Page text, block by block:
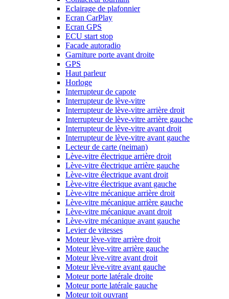
Eclairage de plafonnier
Ecran CarPlay
Ecran GPS
ECU start stop
Facade autoradio
Garniture porte avant droite
GPS
Haut parleur
Horloge
Interrupteur de capote
Interrupteur de lève-vitre
Interrupteur de lève-vitre arrière droit
Interrupteur de lève-vitre arrière gauche
Interrupteur de lève-vitre avant droit
Interrupteur de lève-vitre avant gauche
Lecteur de carte (neiman)
Lève-vitre électrique arrière droit
Lève-vitre électrique arrière gauche
Lève-vitre électrique avant droit
Lève-vitre électrique avant gauche
Lève-vitre mécanique arrière droit
Lève-vitre mécanique arrière gauche
Lève-vitre mécanique avant droit
Lève-vitre mécanique avant gauche
Levier de vitesses
Moteur lève-vitre arrière droit
Moteur lève-vitre arrière gauche
Moteur lève-vitre avant droit
Moteur lève-vitre avant gauche
Moteur porte latérale droite
Moteur porte latérale gauche
Moteur toit ouvrant